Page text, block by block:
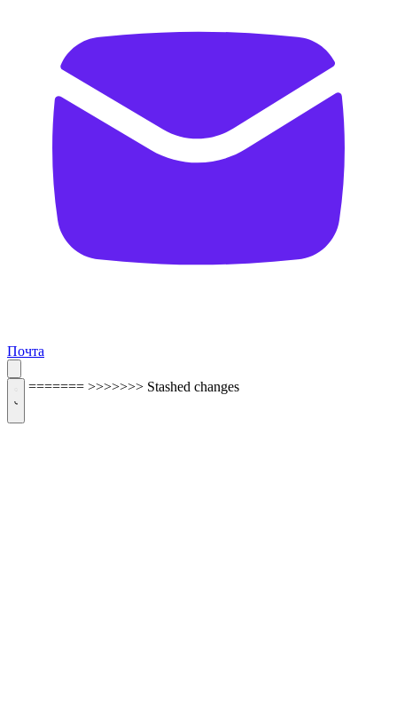
Почта
======= >>>>>>> Stashed changes